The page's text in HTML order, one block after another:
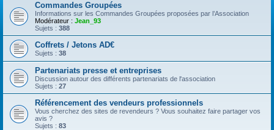
Commandes Groupées
Informations sur les Commandes Groupées proposées par l’Association
Modérateur : Jean_93
Sujets : 388
Coffrets / Jetons AD€
Sujets : 38
Partenariats presse et entreprises
Discussion autour des différents partenariats de l'association
Sujets : 27
Référencement des vendeurs professionnels
Vous cherchez des sites de revendeurs ? Vous souhaitez faire partager vos
avis ?
Sujets : 83